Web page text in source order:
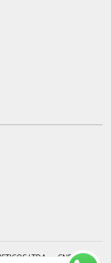
LTDA — CNPJ: